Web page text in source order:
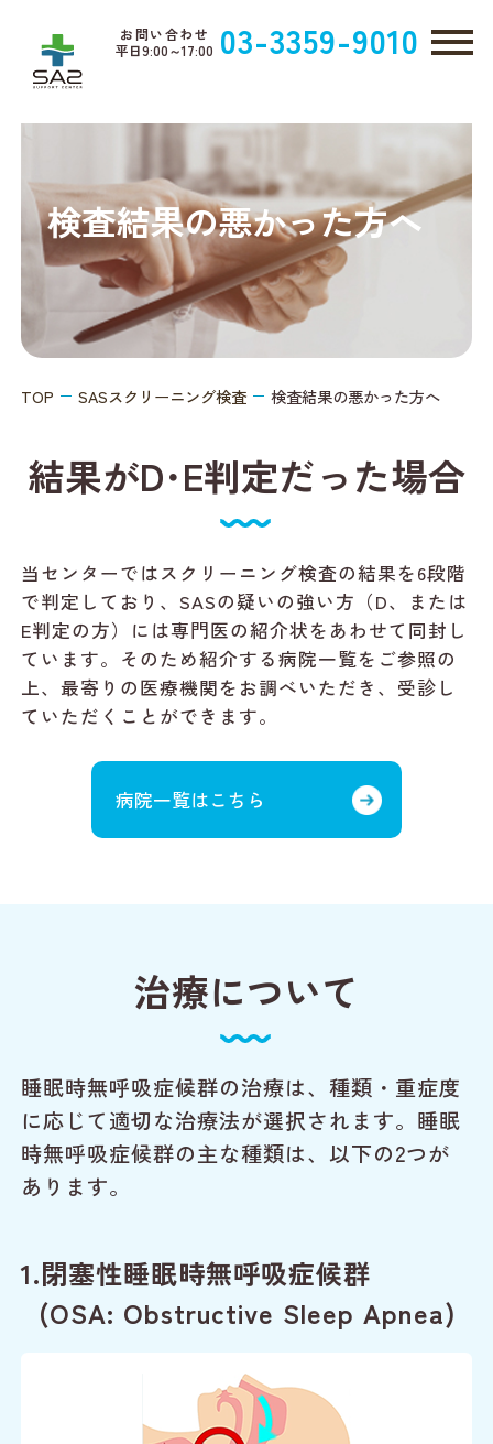
お問い合わせ
平日9:00～17:00 03-3359-9010
検査結果の悪かった方へ
TOP SASスクリーニング検査 検査結果の悪かった方へ
結果がD･E判定だった場合
当センターではスクリーニング検査の結果を6段階
で判定しており、SASの疑いの強い方（D、または
E判定の方）には専門医の紹介状をあわせて同封し
ています。そのため紹介する病院一覧をご参照の
上、最寄りの医療機関をお調べいただき、受診し
ていただくことができます。
病院一覧はこちら
治療について
睡眠時無呼吸症候群の治療は、種類・重症度
に応じて適切な治療法が選択されます。睡眠
時無呼吸症候群の主な種類は、以下の2つが
あります。
1.閉塞性睡眠時無呼吸症候群
(OSA: Obstructive Sleep Apnea)